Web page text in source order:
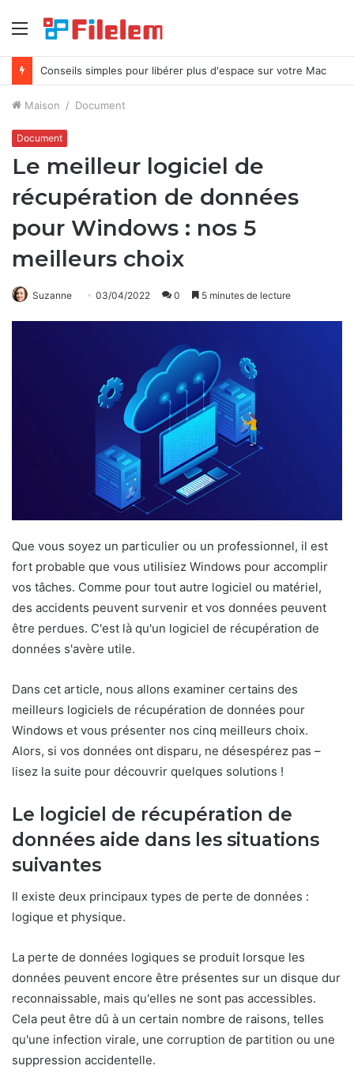
Menu
Conseils simples pour libérer plus d'espace sur votre Mac
Maison / Document
Document
Le meilleur logiciel de
récupération de données
pour Windows : nos 5
meilleurs choix
Suzanne 03/04/2022 0 5 minutes de lecture
Que vous soyez un particulier ou un professionnel, il est
fort probable que vous utilisiez Windows pour accomplir
vos tâches. Comme pour tout autre logiciel ou matériel,
des accidents peuvent survenir et vos données peuvent
être perdues. C'est là qu'un logiciel de récupération de
données s'avère utile.
Dans cet article, nous allons examiner certains des
meilleurs logiciels de récupération de données pour
Windows et vous présenter nos cinq meilleurs choix.
Alors, si vos données ont disparu, ne désespérez pas –
lisez la suite pour découvrir quelques solutions !
Le logiciel de récupération de
données aide dans les situations
suivantes
Il existe deux principaux types de perte de données :
logique et physique.
La perte de données logiques se produit lorsque les
données peuvent encore être présentes sur un disque dur
reconnaissable, mais qu'elles ne sont pas accessibles.
Cela peut être dû à un certain nombre de raisons, telles
qu'une infection virale, une corruption de partition ou une
suppression accidentelle.